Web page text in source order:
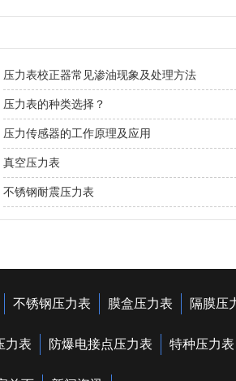
压力表校正器常见渗油现象及处理方法
压力表的种类选择？
压力传感器的工作原理及应用
真空压力表
不锈钢耐震压力表
不锈钢压力表 膜盒压力表 隔膜压
力表 防爆电接点压力表 特种压力表